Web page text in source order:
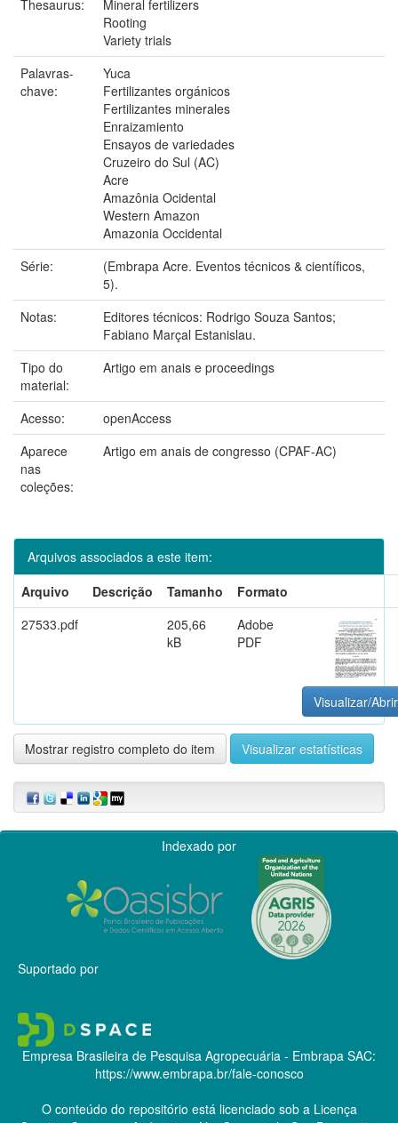
Thesaurus:
Mineral fertilizers
Rooting
Variety trials
Palavras-
chave:
Yuca
Fertilizantes orgánicos
Fertilizantes minerales
Enraizamiento
Ensayos de variedades
Cruzeiro do Sul (AC)
Acre
Amazônia Ocidental
Western Amazon
Amazonia Occidental
Série:
(Embrapa Acre. Eventos técnicos & científicos,
5).
Notas:
Editores técnicos: Rodrigo Souza Santos;
Fabiano Marçal Estanislau.
Tipo do
material:
Artigo em anais e proceedings
Acesso:
openAccess
Aparece
nas
coleções:
Artigo em anais de congresso (CPAF-AC)
Arquivos associados a este item:
Arquivo
Descrição Tamanho
Formato
27533.pdf
205,66
kB
Adobe
PDF
Visualizar/Abrir
Mostrar registro completo do item Visualizar estatísticas
Indexado por
Suportado por
Empresa Brasileira de Pesquisa Agropecuária - Embrapa SAC:
https://www.embrapa.br/fale-conosco
O conteúdo do repositório está licenciado sob a Licença